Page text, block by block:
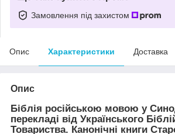
Замовлення під захистом
Опис Характеристики Доставка
Опис
Біблія російською мовою у
перекладі від Українського
Товариства. Канонічні книги